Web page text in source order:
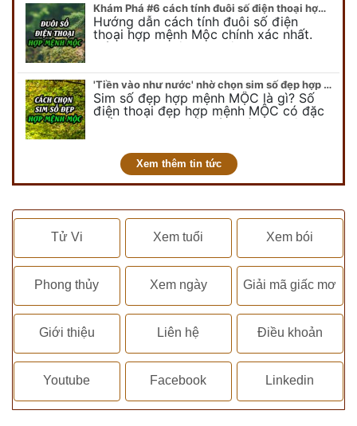
Khám Phá #6 cách tính đuôi số điện thoại hợp mệnh Mộc
Hướng dẫn cách tính đuôi số điện
thoại hợp mệnh Mộc chính xác nhất.
Cách chọn đuôi sim điện thoại hợp
chuyên…
'Tiền vào như nước' nhờ chọn sim số đẹp hợp mệnh MỘC
Sim số đẹp hợp mệnh MỘC là gì? Số
điện thoại đẹp hợp mệnh MỘC có đặc
điểm ra sao? Dưới góc nhìn chuyên gia
Xem thêm tin tức
Tử Vi Xem tuổi Xem bói
Phong thủy Xem ngày Giải mã giấc mơ
Giới thiệu Liên hệ Điều khoản
Youtube Facebook Linkedin